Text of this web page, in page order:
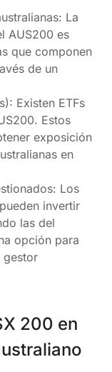
La
AUS200 es
que componen
de un
Existen ETFs
Estos
exposición
en
Los
invertir
las del
opción para
gestor
200 en